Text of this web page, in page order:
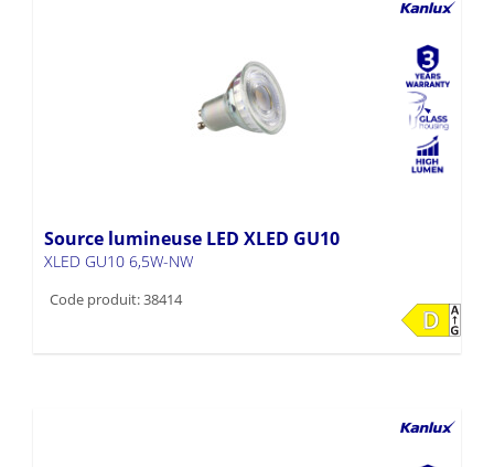
Source lumineuse LED XLED GU10
XLED GU10 6,5W-NW
Code produit: 38414